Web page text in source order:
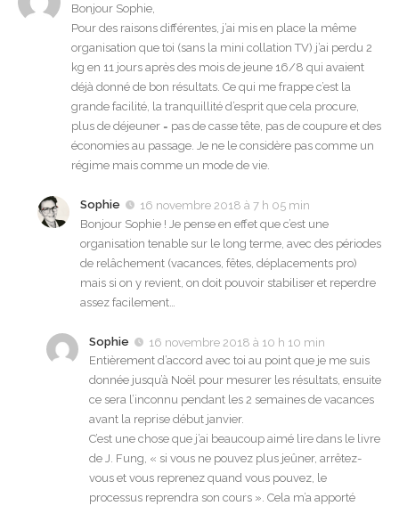
Bonjour Sophie,
Pour des raisons différentes, j’ai mis en place la même
organisation que toi (sans la mini collation TV) j’ai perdu 2
kg en 11 jours après des mois de jeune 16/8 qui avaient
déjà donné de bon résultats. Ce qui me frappe c’est la
grande facilité, la tranquillité d’esprit que cela procure,
plus de déjeuner = pas de casse tête, pas de coupure et des
économies au passage. Je ne le considère pas comme un
régime mais comme un mode de vie.
Sophie
16 novembre 2018 à 7 h 05 min
Bonjour Sophie ! Je pense en effet que c’est une
organisation tenable sur le long terme, avec des périodes
de relâchement (vacances, fêtes, déplacements pro)
mais si on y revient, on doit pouvoir stabiliser et reperdre
assez facilement…
Sophie
16 novembre 2018 à 10 h 10 min
Entièrement d’accord avec toi au point que je me suis
donnée jusqu’à Noël pour mesurer les résultats, ensuite
ce sera l’inconnu pendant les 2 semaines de vacances
avant la reprise début janvier.
C’est une chose que j’ai beaucoup aimé lire dans le livre
de J. Fung, « si vous ne pouvez plus jeûner, arrêtez-
vous et vous reprenez quand vous pouvez, le
processus reprendra son cours ». Cela m’a apporté